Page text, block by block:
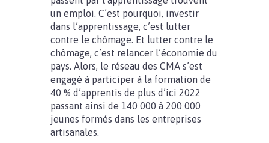
un emploi. C’est pourquoi, investir
dans l’apprentissage, c’est lutter
contre le chômage. Et lutter contre le
chômage, c’est relancer l’économie du
pays. Alors, le réseau des CMA s’est
engagé à participer à la formation de
40 % d’apprentis de plus d’ici 2022
passant ainsi de 140 000 à 200 000
jeunes formés dans les entreprises
artisanales.